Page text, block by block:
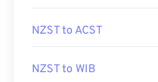
NZST to ACST
NZST to WIB